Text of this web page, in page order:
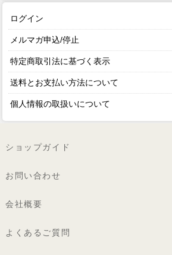
ログイン
メルマガ申込/停止
特定商取引法に基づく表示
送料とお支払い方法について
個人情報の取扱いについて
ショップガイド
お問い合わせ
会社概要
よくあるご質問